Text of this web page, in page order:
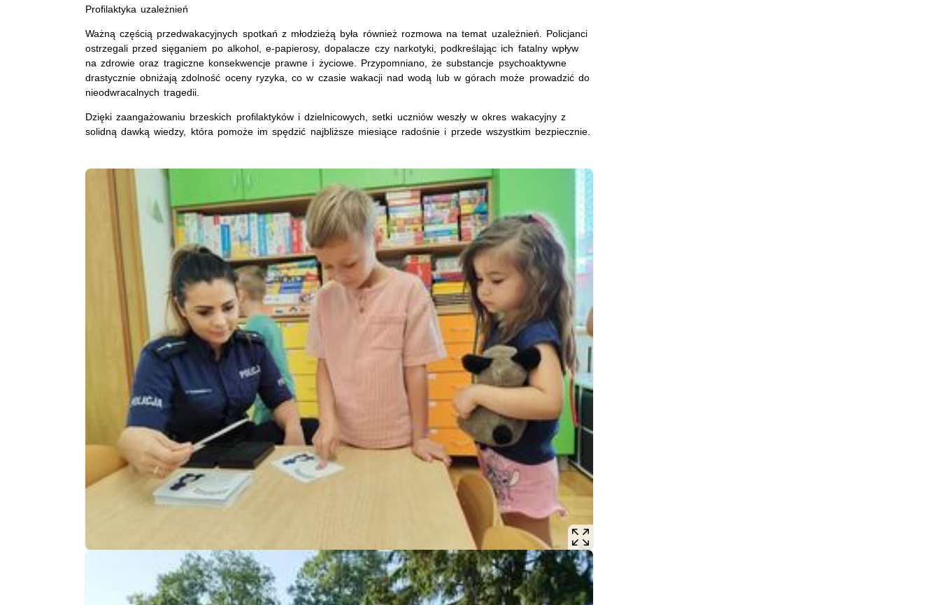
Profilaktyka uzależnień
Ważną częścią przedwakacyjnych spotkań z młodzieżą była również rozmowa na temat uzależnień. Policjanci
ostrzegali przed sięganiem po alkohol, e-papierosy, dopalacze czy narkotyki, podkreślając ich fatalny wpływ
na zdrowie oraz tragiczne konsekwencje prawne i życiowe. Przypomniano, że substancje psychoaktywne
drastycznie obniżają zdolność oceny ryzyka, co w czasie wakacji nad wodą lub w górach może prowadzić do
nieodwracalnych tragedii.
Dzięki zaangażowaniu brzeskich profilaktyków i dzielnicowych, setki uczniów weszły w okres wakacyjny z
solidną dawką wiedzy, która pomoże im spędzić najbliższe miesiące radośnie i przede wszystkim bezpiecznie.